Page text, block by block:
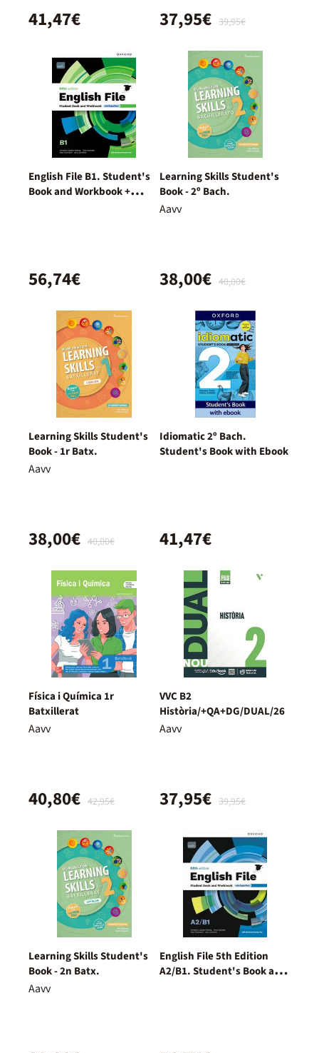
41,47€ 39,95€
37,95€
English File B1. Student's
Book and Workbook +
56,74€
Learning Skills Student's
Book - 2º Bach.
Aavv
40,00€
38,00€
Learning Skills Student's
Book - 1r Batx.
Aavv
40,00€
38,00€
Idiomatic 2º Bach.
Student's Book with Ebook
41,47€
Física i Química 1r
Batxillerat
Aavv
42,95€
40,80€
VVC B2
Història/+QA+DG/DUAL/26
Aavv
39,95€
37,95€
Learning Skills Student's
Book - 2n Batx.
Aavv
English File 5th Edition
A2/B1. Student's Book and